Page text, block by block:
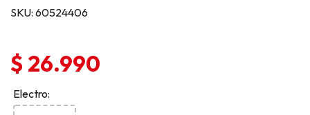
SKU: 60524406
$ 26.990
Electro: